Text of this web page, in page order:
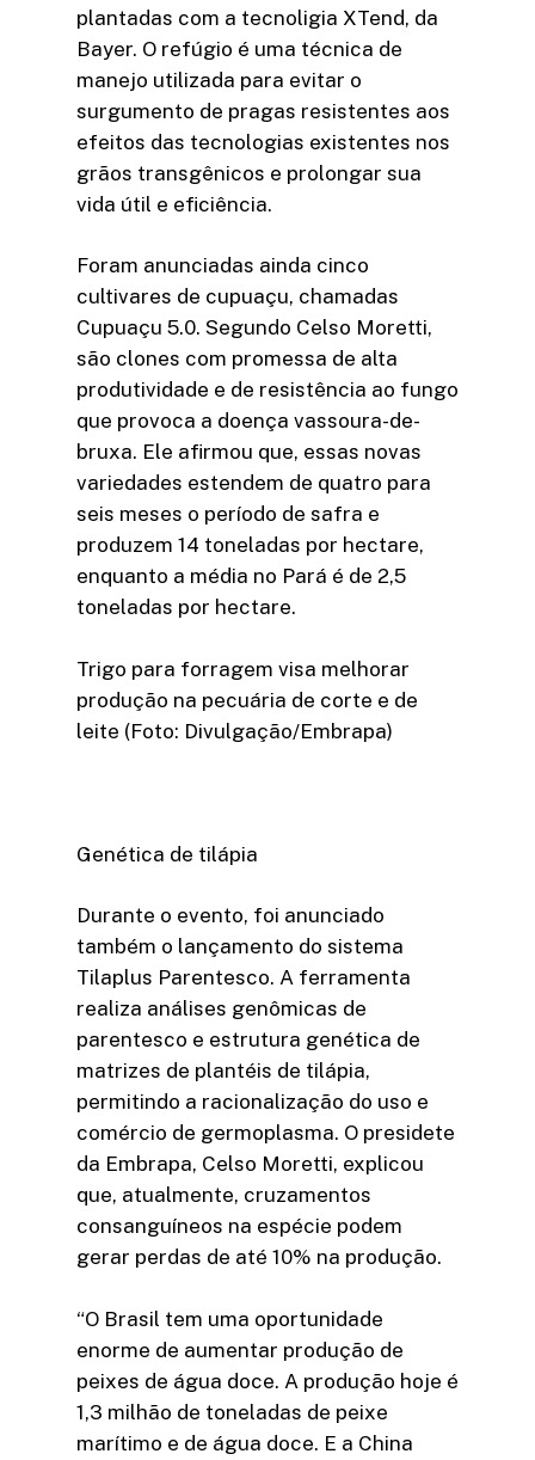
plantadas com a tecnoligia XTend, da
Bayer. O refúgio é uma técnica de
manejo utilizada para evitar o
surgumento de pragas resistentes aos
efeitos das tecnologias existentes nos
grãos transgênicos e prolongar sua
vida útil e eficiência.
Foram anunciadas ainda cinco
cultivares de cupuaçu, chamadas
Cupuaçu 5.0. Segundo Celso Moretti,
são clones com promessa de alta
produtividade e de resistência ao fungo
que provoca a doença vassoura-de-
bruxa. Ele afirmou que, essas novas
variedades estendem de quatro para
seis meses o período de safra e
produzem 14 toneladas por hectare,
enquanto a média no Pará é de 2,5
toneladas por hectare.
Trigo para forragem visa melhorar
produção na pecuária de corte e de
leite (Foto: Divulgação/Embrapa)
Genética de tilápia
Durante o evento, foi anunciado
também o lançamento do sistema
Tilaplus Parentesco. A ferramenta
realiza análises genômicas de
parentesco e estrutura genética de
matrizes de plantéis de tilápia,
permitindo a racionalização do uso e
comércio de germoplasma. O presidete
da Embrapa, Celso Moretti, explicou
que, atualmente, cruzamentos
consanguíneos na espécie podem
gerar perdas de até 10% na produção.
“O Brasil tem uma oportunidade
enorme de aumentar produção de
peixes de água doce. A produção hoje é
1,3 milhão de toneladas de peixe
marítimo e de água doce. E a China